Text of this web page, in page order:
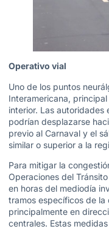
Operativo vial
Uno de los puntos
Interamericana,
interior. Las autoridades
podrían desplazarse
previo al Carnaval y el
similar o superior a la
Para mitigar la
Operaciones del
en horas del mediodía
tramos específicos de la
principalmente en
centrales. Estas